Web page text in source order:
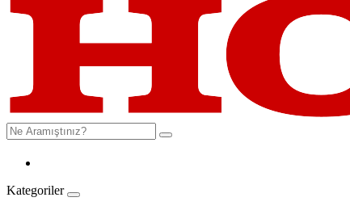
Kategoriler